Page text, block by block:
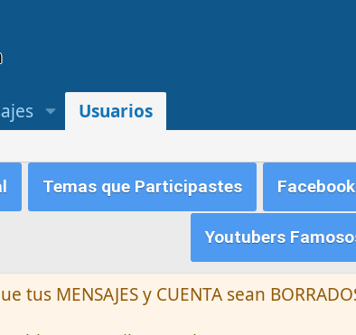
Usuarios
Temas que Participastes Facebook
Youtubers
tus MENSAJES y CUENTA sean